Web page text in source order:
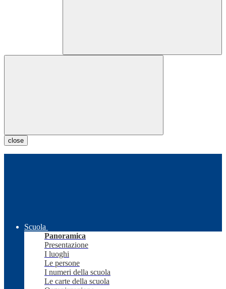
close
Scuola
Panoramica
Presentazione
I luoghi
Le persone
I numeri della scuola
Le carte della scuola